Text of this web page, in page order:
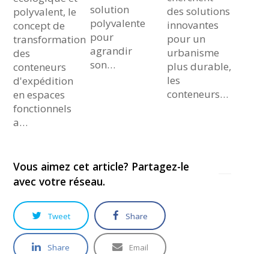
polyvalent, le
concept de
transformation
des
conteneurs
d'expédition
en espaces
fonctionnels
a…
solution
polyvalente
pour
agrandir
son…
des solutions
innovantes
pour un
urbanisme
plus durable,
les
conteneurs…
Vous aimez cet article? Partagez-le
avec votre réseau.
Tweet Share
Share Email